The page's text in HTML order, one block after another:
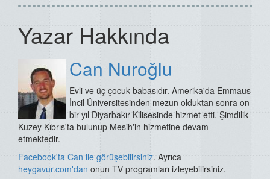
Yazar Hakkında
Can Nuroğlu
Evli ve üç çocuk babasıdır. Amerika'da Emmaus
İncil Üniversitesinden mezun olduktan sonra on
bir yıl Diyarbakır Kilisesinde hizmet etti. Şimdilik
Kuzey Kıbrıs'ta bulunup Mesih'in hizmetine devam
etmektedir.
Facebook'ta Can ile görüşebilirsiniz. Ayrıca
heygavur.com'dan onun TV programları izleyebilirsiniz.